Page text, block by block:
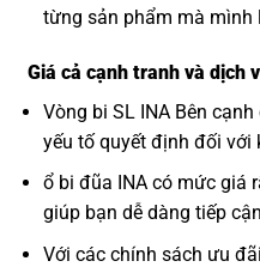
từng sản phẩm mà mình
Giá cả cạnh tranh và dịch
Vòng bi SL INA Bên
yếu tố quyết định đối với
ổ bi đũa INA có mức giá
giúp bạn dễ dàng tiếp
Với các chính sách ưu